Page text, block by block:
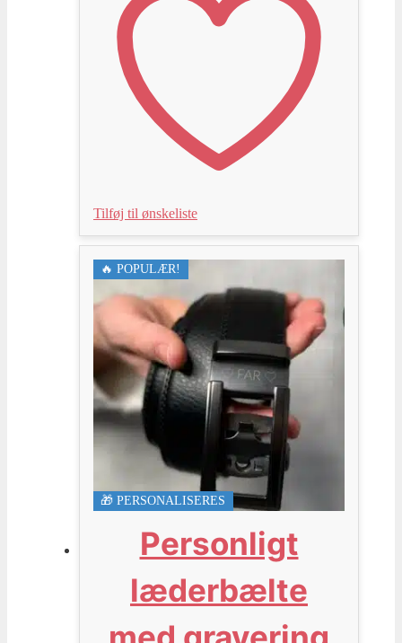
Tilføj til ønskeliste
🎁 PERSONALISERES
🔥 POPULÆR!
Personligt
læderbælte